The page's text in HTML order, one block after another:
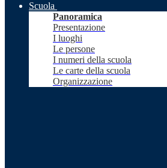
Scuola
Panoramica
Presentazione
I luoghi
Le persone
I numeri della scuola
Le carte della scuola
Organizzazione